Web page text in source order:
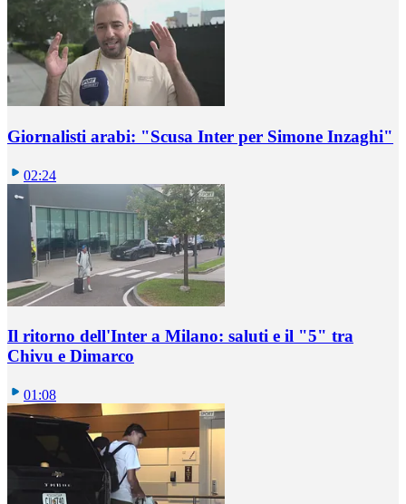
Giornalisti arabi: "Scusa Inter per Simone Inzaghi"
02:24
Il ritorno dell'Inter a Milano: saluti e il "5" tra
Chivu e Dimarco
01:08